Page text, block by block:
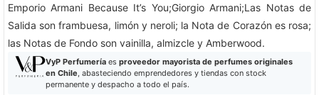
Emporio Armani Because It’s You;Giorgio Armani;Las Notas de
Salida son frambuesa, limón y neroli; la Nota de Corazón es rosa;
las Notas de Fondo son vainilla, almizcle y Amberwood.
VyP Perfumeríaes proveedor mayorista de perfumes originales
en Chile, abasteciendo emprendedores y tiendas con stock
permanente y despacho a todo el país.